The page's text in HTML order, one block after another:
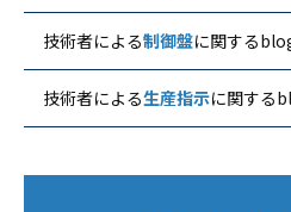
技術者による制御盤に関する
技術者による生産指示に関する